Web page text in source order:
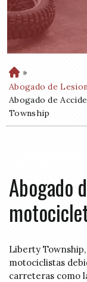
H
o
m
e
»
Abogado de
Abogado de
Township
Abogado
Liberty
motociclistas
carreteras como